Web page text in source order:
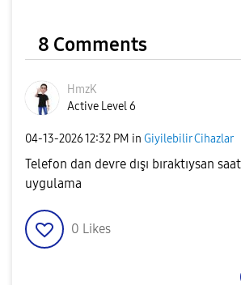
8 Comments
HmzK
Active Level 6
‎04-13-202612:32 PM in Giyilebilir Cihazlar
Telefon dan devre dışı bıraktıysan
uygulama
0 Likes